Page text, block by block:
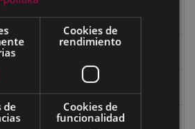
Cookies de
rendimiento
de
Cookies de
funcionalidad